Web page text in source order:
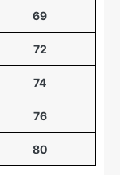
69
72
74
76
80